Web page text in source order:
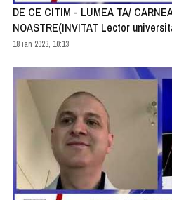
DE CE CITIM - LUMEA TA/
NOASTRE(INVITAT Lector
18 ian 2023, 10:13